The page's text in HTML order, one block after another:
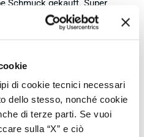
di cookie tecnici necessari
dello stesso, nonché cookie
di terze parti. Se vuoi
sulla “X” e ciò
Schmuck gekauft. Super
Ferro ohne Bedenken
Kauf zufrieden. Die Uhr ist
Besonders positiv